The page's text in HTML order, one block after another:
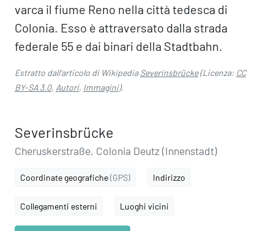
varca il fiume Reno nella città tedesca di
Colonia. Esso è attraversato dalla strada
federale 55 e dai binari della Stadtbahn.
Estratto dall'articolo di WikipediaSeverinsbrücke(Licenza: CC
BY-SA 3.0, Autori, Immagini).
Severinsbrücke
Cheruskerstraße, Colonia Deutz (Innenstadt)
Coordinate geografiche(GPS) Indirizzo
Collegamenti esterni Luoghi vicini